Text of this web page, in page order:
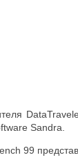
Sandra.
99